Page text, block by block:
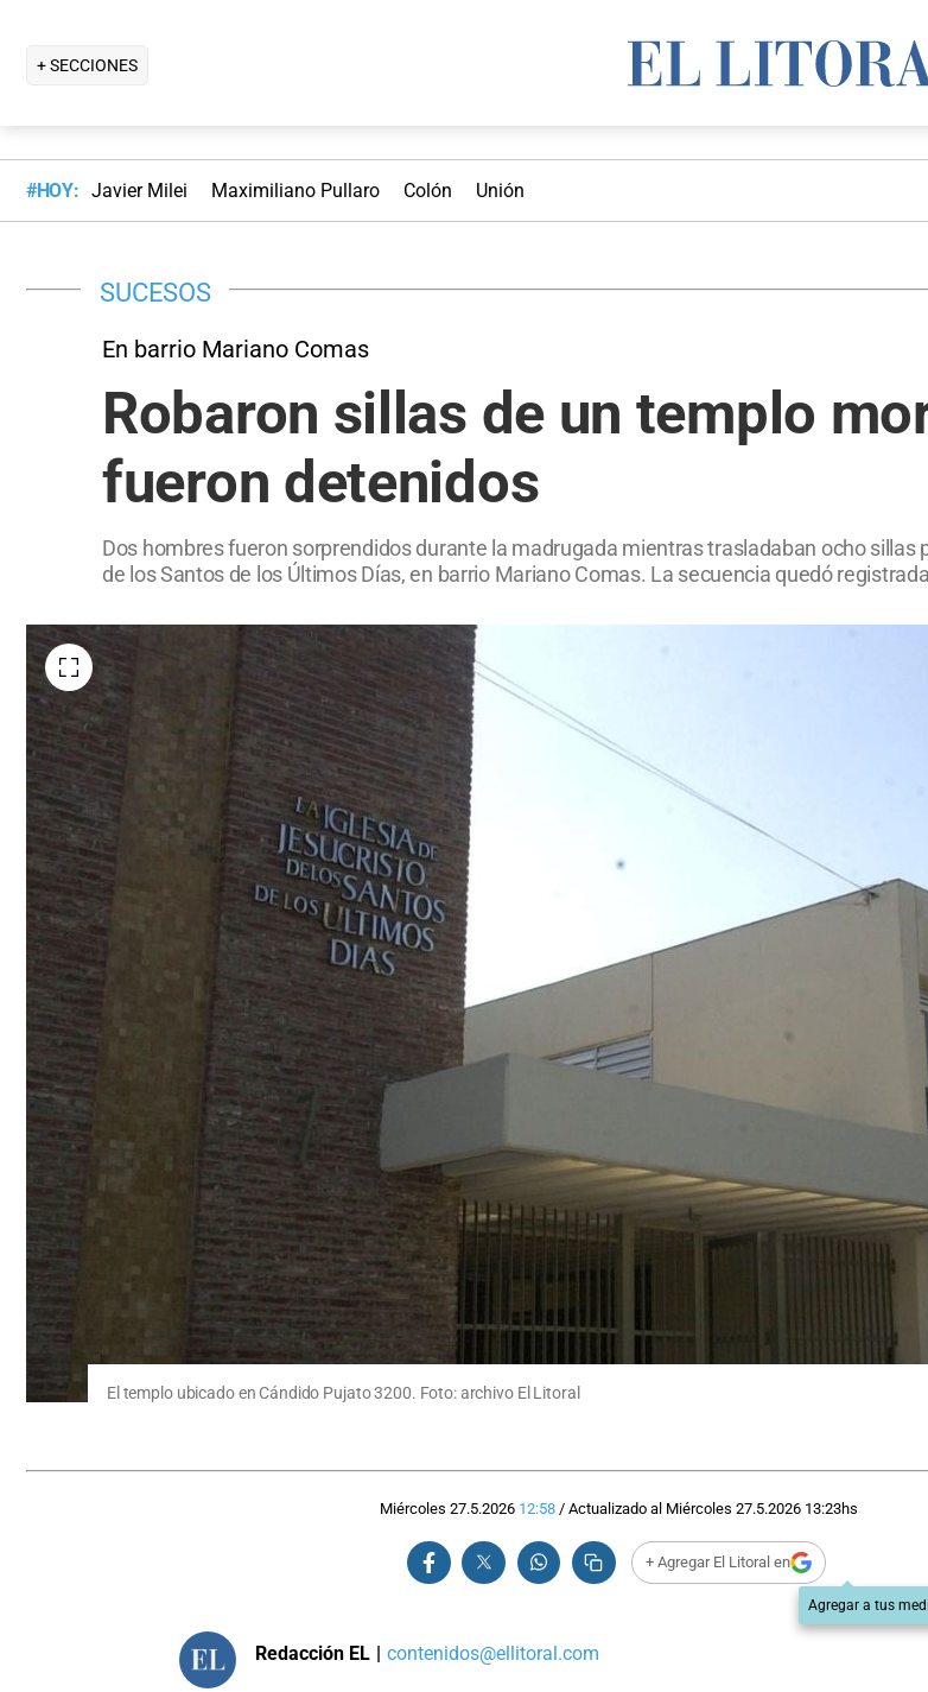
+ SECCIONES
#HOY: Javier Milei Maximiliano Pullaro Colón Unión
SUCESOS
En barrio Mariano Comas
Robaron sillas de un templo
fueron detenidos
Dos hombres fueron sorprendidos durante la madrugada mientras trasladaban ocho
de los Santos de los Últimos Días, en barrio Mariano Comas. La secuencia quedó
El templo ubicado en Cándido Pujato 3200. Foto: archivo El Litoral
Miércoles 27.5.2026 12:58/ Actualizado al Miércoles 27.5.2026 13:23hs
+ Agregar El Litoral en
Agregar a tus
Redacción EL | contenidos@ellitoral.com